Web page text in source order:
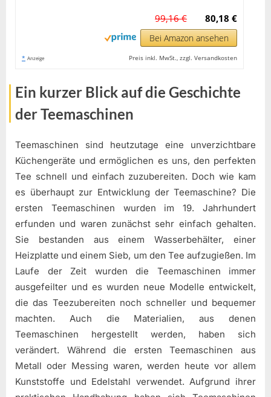
80,18 €
99,16 €
Bei Amazon ansehen
* Anzeige Preis inkl. MwSt., zzgl. Versandkosten
Ein kurzer Blick auf die Geschichte
der Teemaschinen
Teemaschinen sind heutzutage eine unverzichtbare
Küchengeräte und ermöglichen es uns, den perfekten
Tee schnell und einfach zuzubereiten. Doch wie kam
es überhaupt zur Entwicklung der Teemaschine? Die
ersten Teemaschinen wurden im 19. Jahrhundert
erfunden und waren zunächst sehr einfach gehalten.
Sie bestanden aus einem Wasserbehälter, einer
Heizplatte und einem Sieb, um den Tee aufzugießen. Im
Laufe der Zeit wurden die Teemaschinen immer
ausgefeilter und es wurden neue Modelle entwickelt,
die das Teezubereiten noch schneller und bequemer
machten. Auch die Materialien, aus denen
Teemaschinen hergestellt werden, haben sich
verändert. Während die ersten Teemaschinen aus
Metall oder Messing waren, werden heute vor allem
Kunststoffe und Edelstahl verwendet. Aufgrund ihrer